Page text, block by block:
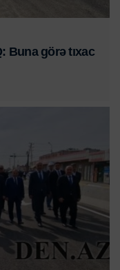
Buna görə tıxac